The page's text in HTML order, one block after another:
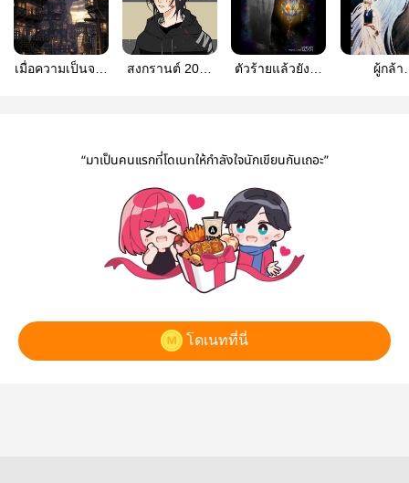
เมื่อความเป็นจริง
ISN'T REAL]
สงกรานต์ 2020
ตัวร้ายแล้วยังไง
ผู้กล้า
“มาเป็นคนแรกที่โดเนทให้กำลังใจนักเขียนกันเถอะ”
โดเนทที่นี่